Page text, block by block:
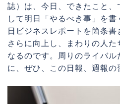
誌）は、今日、できたこと
して明日「やるべき事」を
日ビジネスレポートを箇条
さらに向上し、まわりの人た
なるのです。周りのライバ
に、ぜひ、この日報、週報の